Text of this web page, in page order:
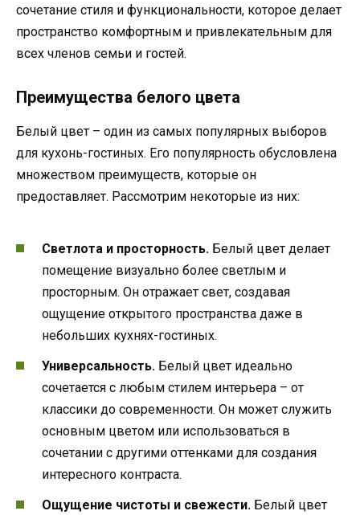
сочетание стиля и функциональности, которое делает
пространство комфортным и привлекательным для
всех членов семьи и гостей.
Преимущества белого цвета
Белый цвет – один из самых популярных выборов
для кухонь-гостиных. Его популярность обусловлена
множеством преимуществ, которые он
предоставляет. Рассмотрим некоторые из них:
Светлота и просторность. Белый цвет делает
помещение визуально более светлым и
просторным. Он отражает свет, создавая
ощущение открытого пространства даже в
небольших кухнях-гостиных.
Универсальность. Белый цвет идеально
сочетается с любым стилем интерьера – от
классики до современности. Он может служить
основным цветом или использоваться в
сочетании с другими оттенками для создания
интересного контраста.
Ощущение чистоты и свежести. Белый цвет